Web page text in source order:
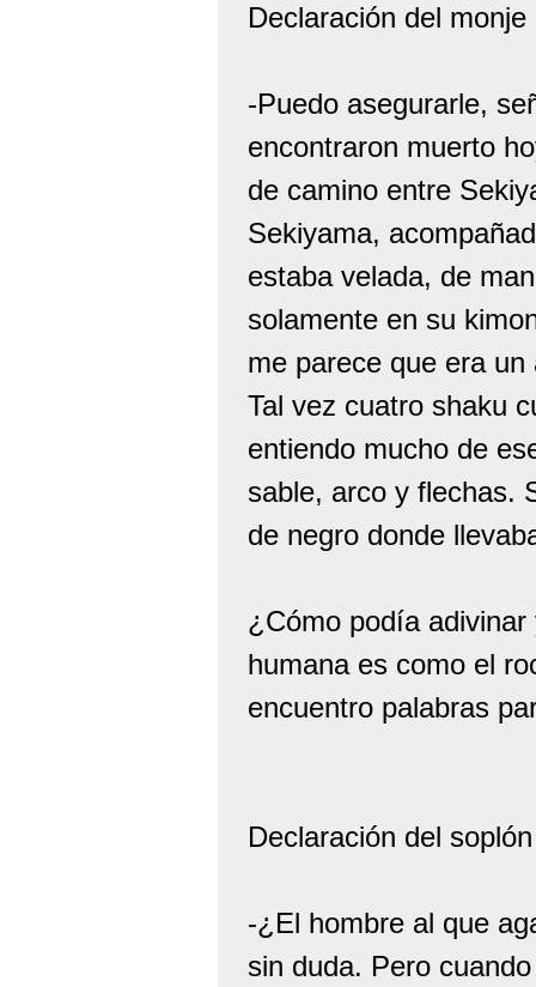
Declaración del
-Puedo asegurarle,
encontraron muerto
de camino entre
Sekiyama,
estaba velada, de
solamente en su
me parece que era
Tal vez cuatro shaku
entiendo mucho de
sable, arco y flechas.
de negro donde
¿Cómo podía
humana es como el
encuentro palabras
Declaración del
-¿El hombre al que
sin duda. Pero